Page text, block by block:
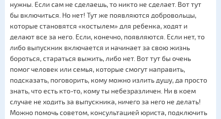
нужны. Если сам не сделаешь, то никто не сделает. Вот тут
бы включиться. Но нет! Тут же появляются добровольцы,
которые становятся «костылем» для ребенка, ходят и
делают все за него. Если, конечно, появляются. Если нет, то
либо выпускник включается и начинает за свою жизнь
бороться, стараться выжить, либо нет. Вот тут бы очень
помог человек или семья, которые смогут направить,
подсказать, поговорить, кому можно излить душу, да просто
знать, что есть кто-то, кому ты небезразличен. Ни в коем
случае не ходить за выпускника, ничего за него не делать!
Можно помочь советом, консультацией юриста, подключить